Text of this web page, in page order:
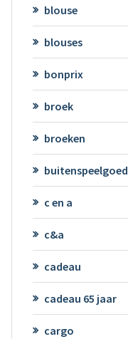
blouse
blouses
bonprix
broek
broeken
buitenspeelgoed
c en a
c&a
cadeau
cadeau 65 jaar
cargo